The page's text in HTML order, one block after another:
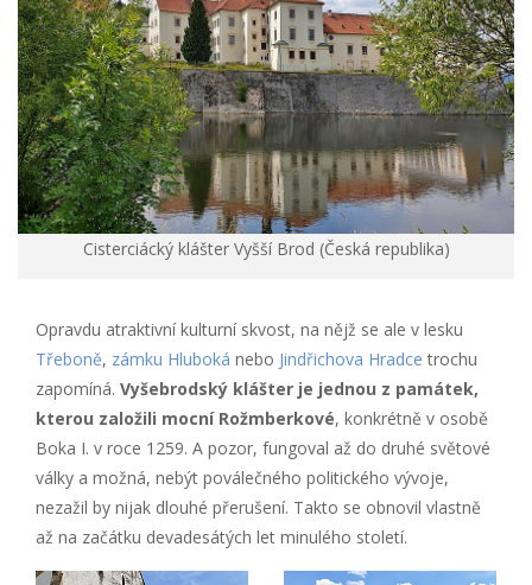
Cisterciácký klášter Vyšší Brod (Česká republika)
Opravdu atraktivní kulturní skvost, na nějž se ale v lesku
Třeboně, zámku Hluboká nebo Jindřichova Hradce trochu
zapomíná. Vyšebrodský klášter je jednou z památek,
kterou založili mocní Rožmberkové, konkrétně v osobě
Boka I. v roce 1259. A pozor, fungoval až do druhé světové
války a možná, nebýt poválečného politického vývoje,
nezažil by nijak dlouhé přerušení. Takto se obnovil vlastně
až na začátku devadesátých let minulého století.